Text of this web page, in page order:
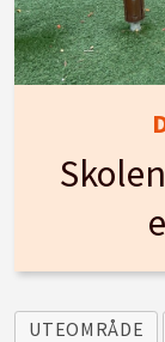
UTEOMRÅDE